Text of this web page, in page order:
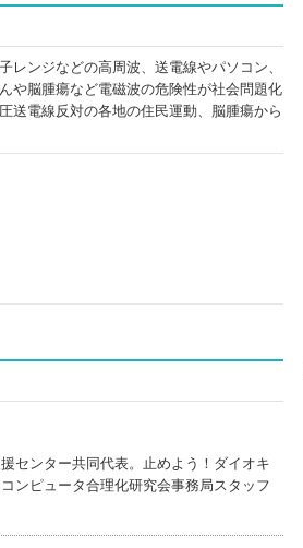
ンジなどの高周波、送電線やパソコン、
や脳腫瘍など電磁波の危険性が社会問題化
送電線反対の各地の住民運動、脳腫瘍から
センター共同代表。止めよう！ダイオキ
ンピュータ合理化研究会事務局スタッフ